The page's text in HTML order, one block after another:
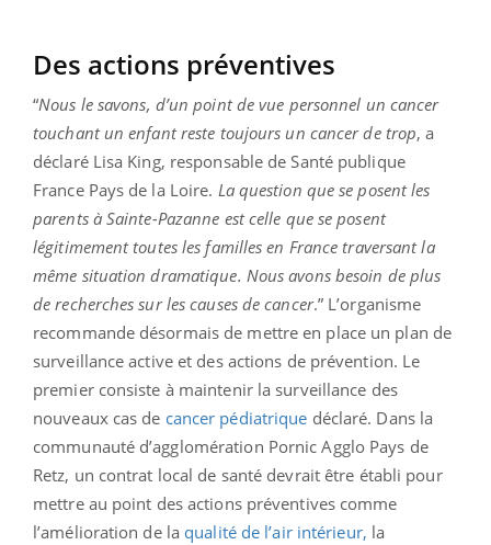
Des actions préventives
“Nous le savons, d’un point de vue personnel un cancer
touchant un enfant reste toujours un cancer de trop, a
déclaré Lisa King, responsable de Santé publique
France Pays de la Loire. La question que se posent les
parents à Sainte-Pazanne est celle que se posent
légitimement toutes les familles en France traversant la
même situation dramatique. Nous avons besoin de plus
de recherches sur les causes de cancer.” L’organisme
recommande désormais de mettre en place un plan de
surveillance active et des actions de prévention. Le
premier consiste à maintenir la surveillance des
nouveaux cas de cancer pédiatrique déclaré. Dans la
communauté d’agglomération Pornic Agglo Pays de
Retz, un contrat local de santé devrait être établi pour
mettre au point des actions préventives comme
l’amélioration de la qualité de l’air intérieur, la